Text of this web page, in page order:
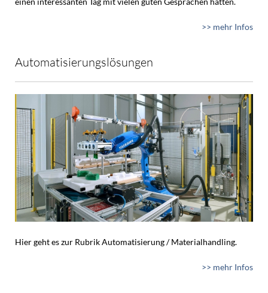
>> mehr Infos
Automatisierungslösungen
Hier geht es zur Rubrik Automatisierung / Materialhandling.
>> mehr Infos